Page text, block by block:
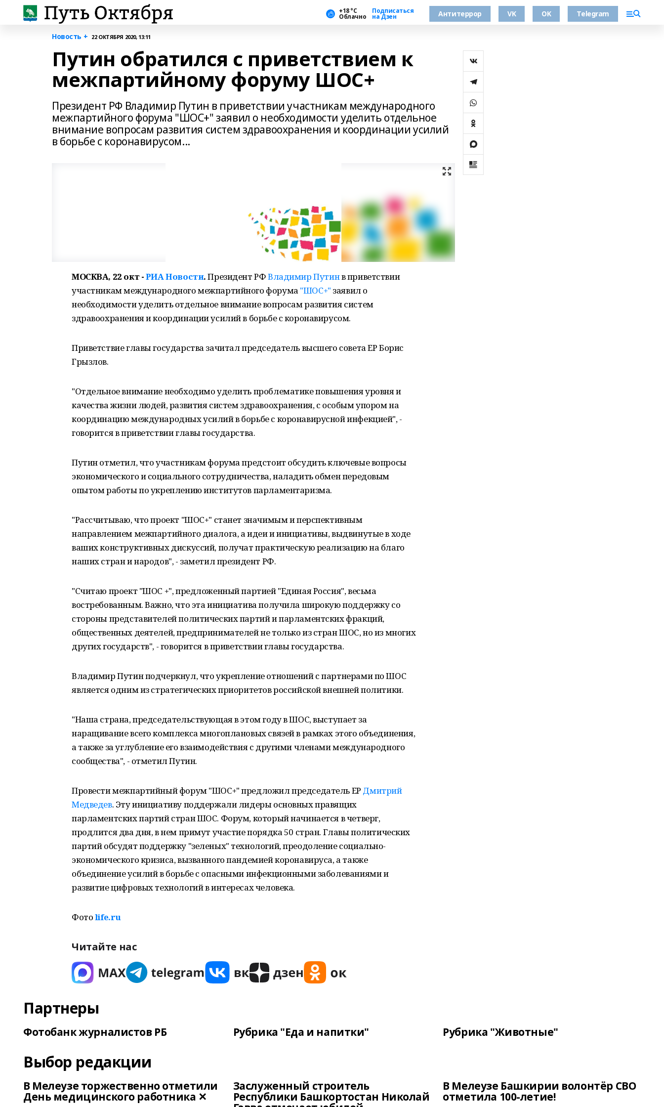
+18 °С
Облачно
Подписаться
на Дзен Антитеррор VK OK Telegram
Новость + 22 ОКТЯБРЯ 2020, 13:11
Путин обратился с приветствием к
межпартийному форуму ШОС+
Президент РФ Владимир Путин в приветствии участникам международного
межпартийного форума "ШОС+" заявил о необходимости уделить отдельное
внимание вопросам развития систем здравоохранения и координации усилий
в борьбе с коронавирусом...
МОСКВА, 22 окт -РИА Новости.Президент РФВладимир Путинв приветствии
участникам международного межпартийного форума "ШОС+" заявил о
необходимости уделить отдельное внимание вопросам развития систем
здравоохранения и координации усилий в борьбе с коронавирусом.
Приветствие главы государства зачитал председатель высшего совета ЕР Борис
Грызлов.
"Отдельное внимание необходимо уделить проблематике повышения уровня и
качества жизни людей, развития систем здравоохранения, с особым упором на
координацию международных усилий в борьбе с коронавирусной инфекцией", -
говорится в приветствии главы государства.
Путин отметил, что участникам форума предстоит обсудить ключевые вопросы
экономического и социального сотрудничества, наладить обмен передовым
опытом работы по укреплению институтов парламентаризма.
"Рассчитываю, что проект "ШОС+" станет значимым и перспективным
направлением межпартийного диалога, а идеи и инициативы, выдвинутые в ходе
ваших конструктивных дискуссий, получат практическую реализацию на благо
наших стран и народов", - заметил президент РФ.
"Считаю проект "ШОС +", предложенный партией "Единая Россия", весьма
востребованным. Важно, что эта инициатива получила широкую поддержку со
стороны представителей политических партий и парламентских фракций,
общественных деятелей, предпринимателей не только из стран ШОС, но из многих
других государств", - говорится в приветствии главы государства.
Владимир Путин подчеркнул, что укрепление отношений с партнерами по ШОС
является одним из стратегических приоритетов российской внешней политики.
"Наша страна, председательствующая в этом году в ШОС, выступает за
наращивание всего комплекса многоплановых связей в рамках этого объединения,
а также за углубление его взаимодействия с другими членами международного
сообщества", - отметил Путин.
Провести межпартийный форум "ШОС+" предложил председатель ЕР Дмитрий
Медведев. Эту инициативу поддержали лидеры основных правящих
парламентских партий стран ШОС. Форум, который начинается в четверг,
продлится два дня, в нем примут участие порядка 50 стран. Главы политических
партий обсудят поддержку "зеленых" технологий, преодоление социально-
экономического кризиса, вызванного пандемией коронавируса, а также
объединение усилий в борьбе с опасными инфекционными заболеваниями и
развитие цифровых технологий в интересах человека.
Фотоlife.ru
Читайте нас
Партнеры
Фотобанк журналистов РБ Рубрика "Еда и напитки" Рубрика "Животные"
Выбор редакции
В Мелеузе торжественно отметили
День медицинского работника ✕
Заслуженный строитель
Республики Башкортостан Николай
В Мелеузе Башкирии волонтёр СВО
отметила 100-летие!